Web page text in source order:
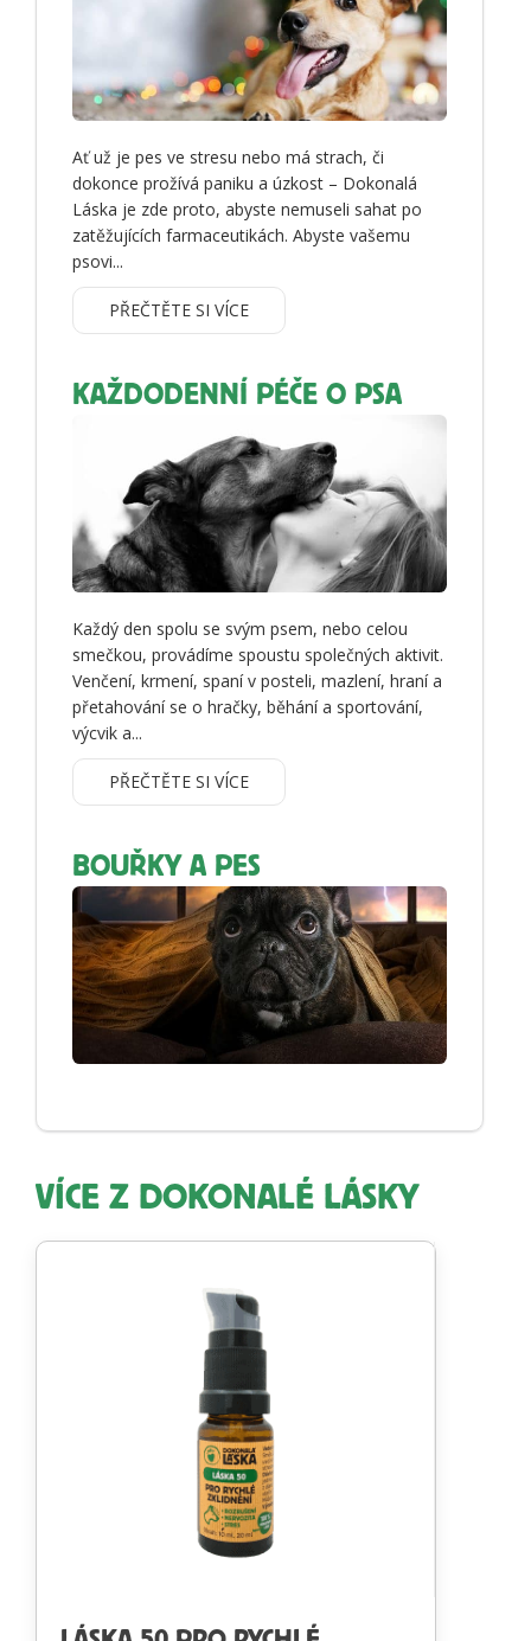
Ať už je pes ve stresu nebo má strach, či
dokonce prožívá paniku a úzkost – Dokonalá
Láska je zde proto, abyste nemuseli sahat po
zatěžujících farmaceutikách. Abyste vašemu
psovi...
PŘEČTĚTE SI VÍCE
KAŽDODENNÍ PÉČE O PSA
Každý den spolu se svým psem, nebo celou
smečkou, provádíme spoustu společných aktivit.
Venčení, krmení, spaní v posteli, mazlení, hraní a
přetahování se o hračky, běhání a sportování,
výcvik a...
PŘEČTĚTE SI VÍCE
BOUŘKY A PES
VÍCE Z DOKONALÉ LÁSKY